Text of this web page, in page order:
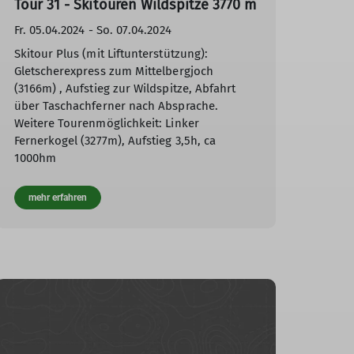
Tour 31 - Skitouren Wildspitze 3770 m
Fr. 05.04.2024 - So. 07.04.2024
Skitour Plus (mit Liftunterstützung):
Gletscherexpress zum Mittelbergjoch
(3166m) , Aufstieg zur Wildspitze, Abfahrt
über Taschachferner nach Absprache.
Weitere Tourenmöglichkeit: Linker
Fernerkogel (3277m), Aufstieg 3,5h, ca
1000hm
mehr erfahren